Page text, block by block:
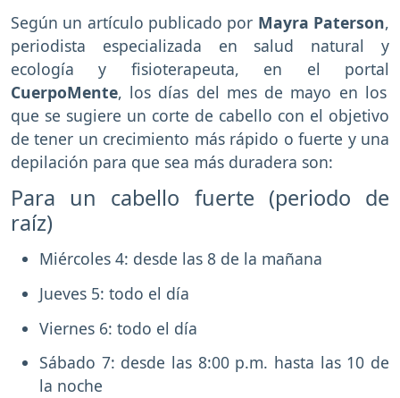
Según un artículo publicado por Mayra Paterson,
periodista especializada en salud natural y
ecología y fisioterapeuta, en el portal
CuerpoMente, los días del mes de mayo en los
que se sugiere un corte de cabello con el objetivo
de tener un crecimiento más rápido o fuerte y una
depilación para que sea más duradera son:
Para un cabello fuerte (periodo de
raíz)
Miércoles 4: desde las 8 de la mañana
Jueves 5: todo el día
Viernes 6: todo el día
Sábado 7: desde las 8:00 p.m. hasta las 10 de
la noche